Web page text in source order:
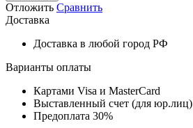
Отложить Сравнить
Доставка
Доставка в любой город РФ
Варианты оплаты
Картами Visa и MasterCard
Выставленный счет (для юр.лиц)
Предоплата 30%